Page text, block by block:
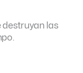
destruyan las